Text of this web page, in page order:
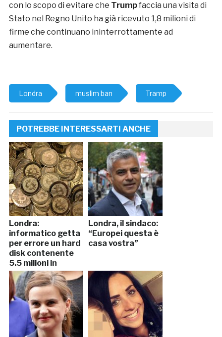
con lo scopo di evitare che Trumpfaccia una visita di
Stato nel Regno Unito ha già ricevuto 1,8 milioni di
firme che continuano ininterrottamente ad
aumentare.
Londra muslim ban Tramp
POTREBBE INTERESSARTI ANCHE
Londra:
informatico getta
per errore un hard
disk contenente
5,5 milioni in
bitcoin
Londra, il sindaco:
“Europei questa è
casa vostra”